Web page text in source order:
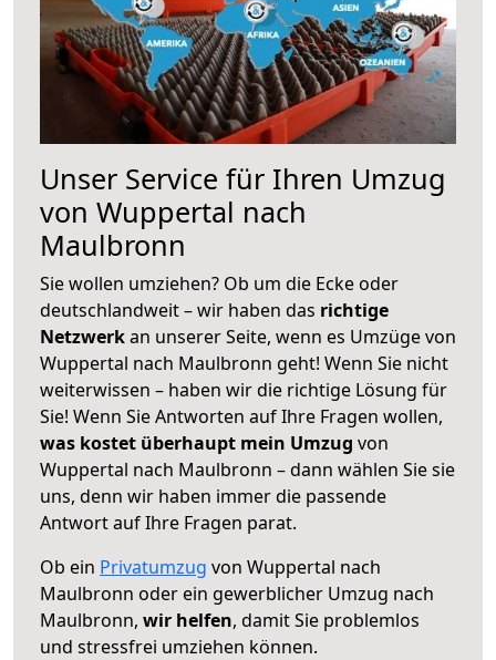
Unser Service für Ihren Umzug
von Wuppertal nach
Maulbronn
Sie wollen umziehen? Ob um die Ecke oder
deutschlandweit – wir haben das richtige
Netzwerkan unserer Seite, wenn es Umzüge von
Wuppertal nach Maulbronn geht! Wenn Sie nicht
weiterwissen – haben wir die richtige Lösung für
Sie! Wenn Sie Antworten auf Ihre Fragen wollen,
was kostet überhaupt mein Umzug von
Wuppertal nach Maulbronn – dann wählen Sie sie
uns, denn wir haben immer die passende
Antwort auf Ihre Fragen parat.
Ob ein Privatumzug von Wuppertal nach
Maulbronn oder ein gewerblicher Umzug nach
Maulbronn, wir helfen, damit Sie problemlos
und stressfrei umziehen können.